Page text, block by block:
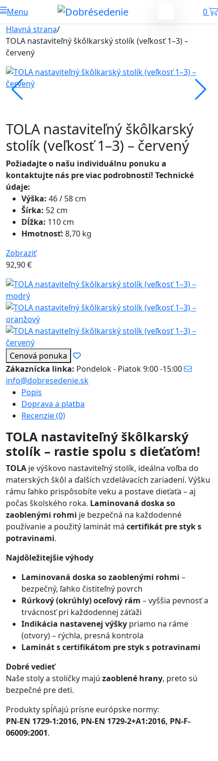
Menu
0
Hlavná strana/
TOLA nastaviteľný škôlkarský stolík (veľkosť 1–3) –
červený
TOLA nastaviteľný škôlkarský
stolík (veľkosť 1–3) – červený
Požiadajte o našu individuálnu ponuku a
kontaktujte nás pre viac podrobností! Technické
údaje:
Výška: 46 / 58 cm
Šírka: 52 cm
Dĺžka: 110 cm
Hmotnosť: 8,70 kg
Zobraziť
92,90€
Cenová ponuka
Zákaznícka linka: Pondelok - Piatok 9:00 -15:00
info@dobresedenie.sk
Popis
Doprava a platba
Recenzie (0)
TOLA nastaviteľný škôlkarský
stolík – rastie spolu s dieťaťom!
TOLA je výškovo nastaviteľný stolík, ideálna voľba do
materských škôl a ďalších vzdelávacích zariadení. Výšku
rámu ľahko prispôsobíte veku a postave dieťaťa – aj
počas školského roka. Laminovaná doska so
zaoblenými rohmi je bezpečná na každodenné
používanie a použitý laminát má certifikát pre styk s
potravinami.
Najdôležitejšie výhody
Laminovaná doska so zaoblenými rohmi –
bezpečný, ľahko čistiteľný povrch
Rúrkový (okrúhly) oceľový rám – vyššia pevnosť a
trvácnosť pri každodennej záťaži
Indikácia nastavenej výšky priamo na ráme
(otvory) – rýchla, presná kontrola
Laminát s certifikátom pre styk s potravinami
Dobré vedieť
Naše stoly a stoličky majú zaoblené hrany, preto sú
bezpečné pre deti.
Produkty spĺňajú prísne európske normy:
PN-EN 1729-1:2016, PN-EN 1729-2+A1:2016, PN-F-
06009:2001.